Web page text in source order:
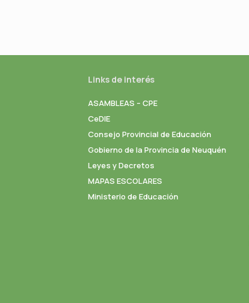
Links de interés
ASAMBLEAS – CPE
CeDIE
Consejo Provincial de Educación
Gobierno de la Provincia de Neuquén
Leyes y Decretos
MAPAS ESCOLARES
Ministerio de Educación